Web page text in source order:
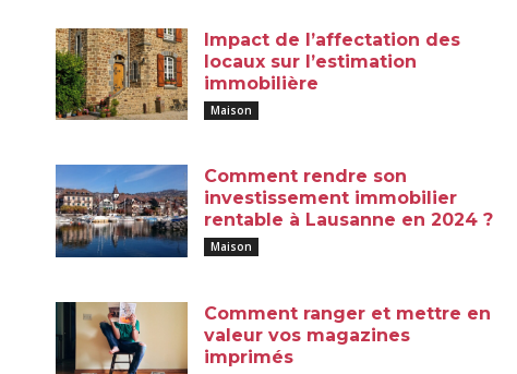
Impact de l’affectation des
locaux sur l’estimation
immobilière
Maison
Comment rendre son
investissement immobilier
rentable à Lausanne en 2024 ?
Maison
Comment ranger et mettre en
valeur vos magazines
imprimés